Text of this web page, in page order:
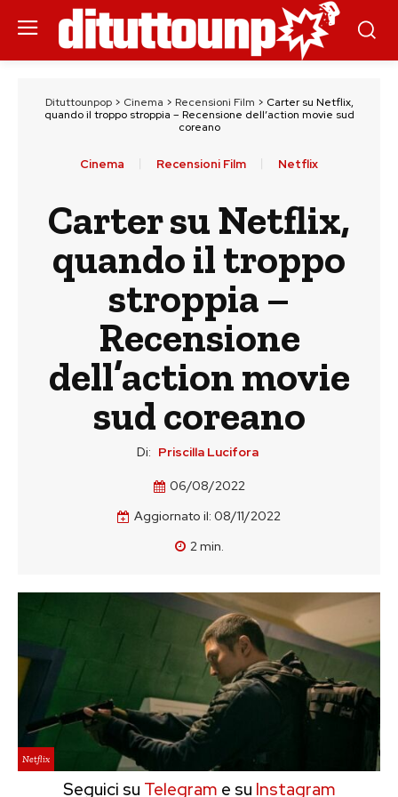
Dituttounpop> Cinema > Recensioni Film > Carter su Netflix,
quando il troppo stroppia – Recensione dell’action movie sud
coreano
Cinema Recensioni Film Netflix
Carter su Netflix,
quando il troppo
stroppia –
Recensione
dell’action movie
sud coreano
Di: Priscilla Lucifora
06/08/2022
Aggiornato il: 08/11/2022
2min.
Netflix
Seguici su Telegram e su Instagram